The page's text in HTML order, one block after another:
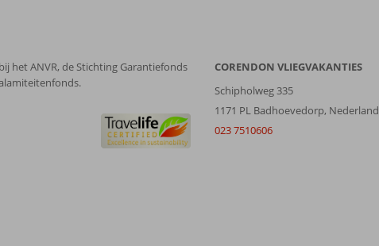
het ANVR, de Stichting Garantiefonds
CORENDON VLIEGVAKANTIES
Schipholweg 335
1171 PL Badhoevedorp, Nederland
023 7510606